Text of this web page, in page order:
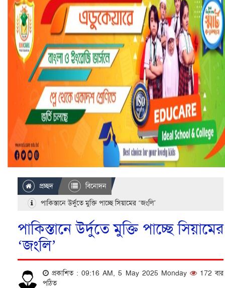
প্রচ্ছদ
বিনোদন
পাকিস্তানে উর্দুতে মুক্তি পাচ্ছে সিয়ামের ‘জংলি’
পাকিস্তানে উর্দুতে মুক্তি পাচ্ছে সিয়ামের
‘জংলি’
প্রকাশিত : 09:16 AM, 5 May 2025 Monday
172 বার
পঠিত